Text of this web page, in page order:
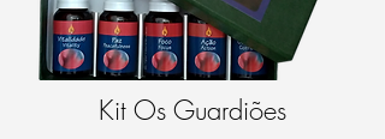
Kit Os Guardiões